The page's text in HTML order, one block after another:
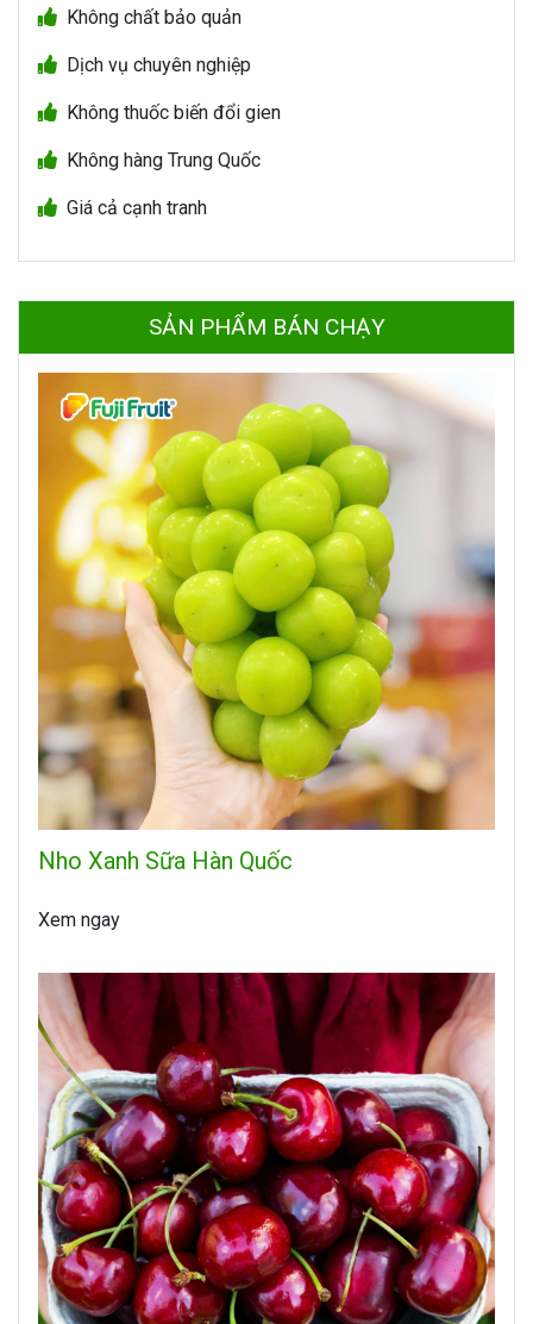
Không chất bảo quản
Dịch vụ chuyên nghiệp
Không thuốc biến đổi gien
Không hàng Trung Quốc
Giá cả cạnh tranh
SẢN PHẨM BÁN CHẠY
Nho Xanh Sữa Hàn Quốc
Xem ngay